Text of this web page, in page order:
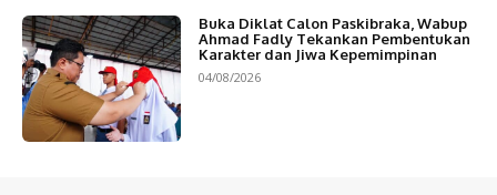
Buka Diklat Calon Paskibraka, Wabup
Ahmad Fadly Tekankan Pembentukan
Karakter dan Jiwa Kepemimpinan
04/08/2026